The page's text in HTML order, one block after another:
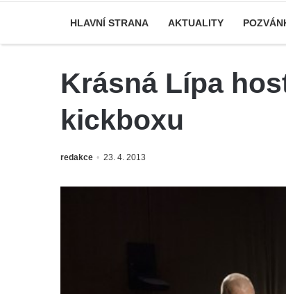
HLAVNÍ STRANA AKTUALITY
Krásná Lípa
kickboxu
redakce 23. 4. 2013